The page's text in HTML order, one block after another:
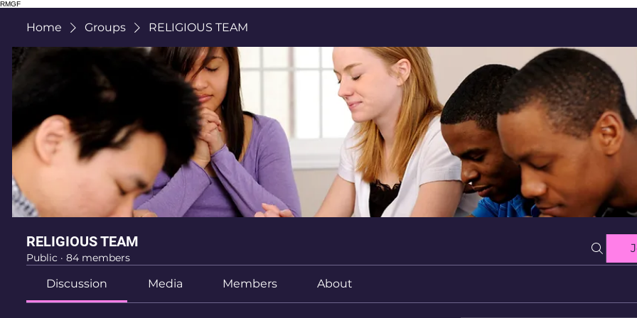
RMGF
Home Groups RELIGIOUS TEAM
RELIGIOUS TEAM
Public · 84 members
Discussion Media Members About